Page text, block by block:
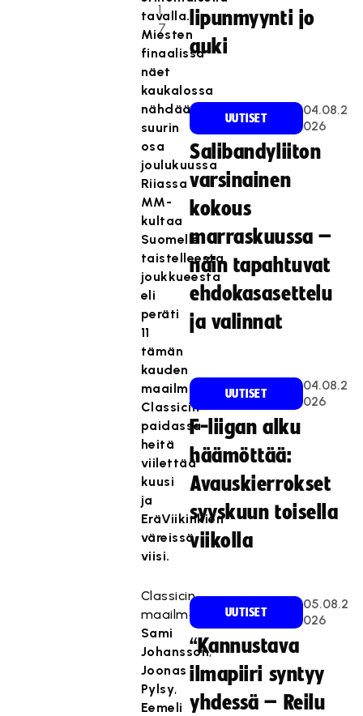
1
7
tavalla.
Miesten
finaalissa
näet
kaukalossa
nähdään
suurin
osa
joulukuussa
Riiassa
MM-
kultaa
Suomelle
taistelleesta
joukkueesta
eli
peräti
11
tämän
kauden
maailmanmestaria!
Classicin
paidassa
heitä
viilettää
kuusi
ja
EräViikinkien
väreissä
viisi.
Classicin
maailmanmestarit
Sami
Johansson,
Joonas
Pylsy,
Eemeli
lipunmyynti jo
auki
UUTISET
04.08.2
026
Salibandyliiton
varsinainen
kokous
marraskuussa –
näin tapahtuvat
ehdokasasettelu
ja valinnat
UUTISET
04.08.2
026
F-liigan alku
häämöttää:
Avauskierrokset
syyskuun toisella
viikolla
UUTISET
05.08.2
026
“Kannustava
ilmapiiri syntyy
yhdessä – Reilu